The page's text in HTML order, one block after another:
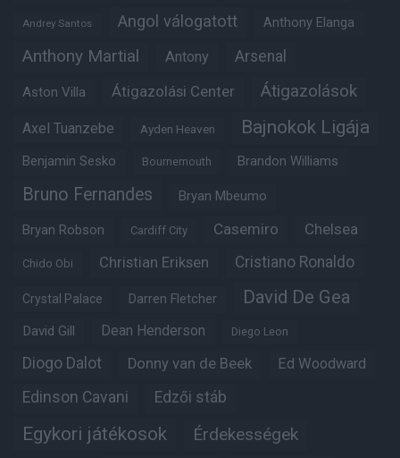
Andrey Santos Angol válogatott Anthony Elanga
Anthony Martial Antony Arsenal
Aston Villa Átigazolási Center Átigazolások
Axel Tuanzebe Ayden Heaven Bajnokok Ligája
Benjamin Sesko Bournemouth Brandon Williams
Bruno Fernandes Bryan Mbeumo
Bryan Robson Cardiff City Casemiro Chelsea
Chido Obi Christian Eriksen Cristiano Ronaldo
Crystal Palace Darren Fletcher David De Gea
David Gill Dean Henderson Diego Leon
Diogo Dalot Donny van de Beek Ed Woodward
Edinson Cavani Edzői stáb
Egykori játékosok Érdekességek